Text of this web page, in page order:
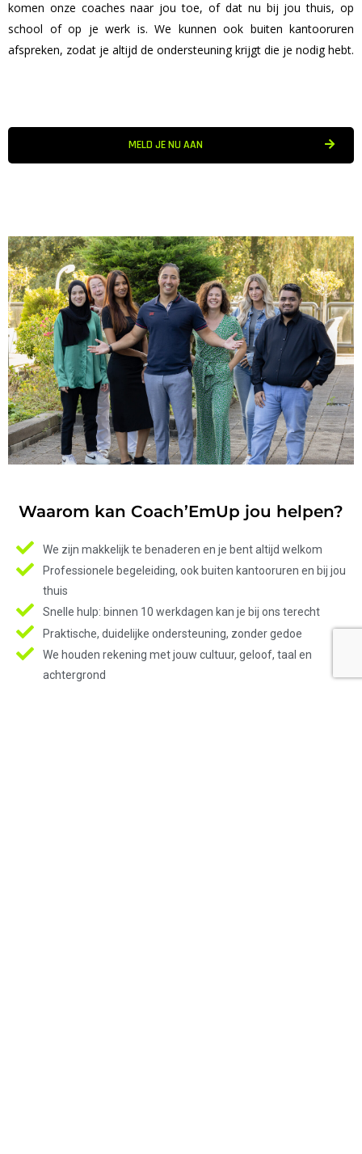
komen onze coaches naar jou toe, of dat nu bij jou thuis, op
school of op je werk is. We kunnen ook buiten kantooruren
afspreken, zodat je altijd de ondersteuning krijgt die je nodig hebt.
MELD JE NU AAN
Waarom kan Coach’EmUp jou helpen?
We zijn makkelijk te benaderen en je bent altijd welkom
Professionele begeleiding, ook buiten kantooruren en bij jou
thuis
Snelle hulp: binnen 10 werkdagen kan je bij ons terecht
Praktische, duidelijke ondersteuning, zonder gedoe
We houden rekening met jouw cultuur, geloof, taal en
achtergrond